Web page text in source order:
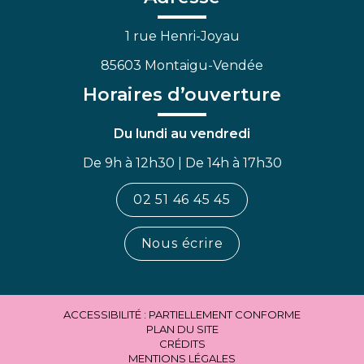
1 rue Henri-Joyau
85603 Montaigu-Vendée
Horaires d’ouverture
Du lundi au vendredi
De 9h à 12h30 | De 14h à 17h30
02 51 46 45 45
Nous écrire
ACCESSIBILITÉ : PARTIELLEMENT CONFORME
PLAN DU SITE
CRÉDITS
MENTIONS LÉGALES